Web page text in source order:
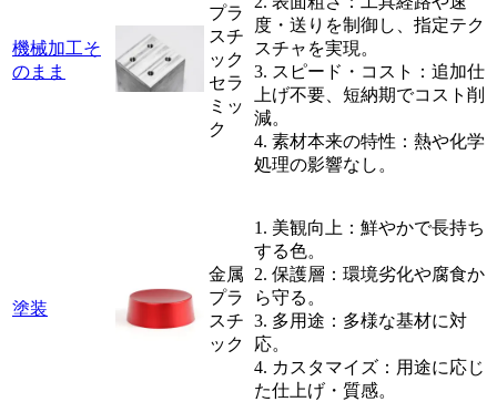
機械加工そ
のまま
プラ
スチ
ック
セラ
ミッ
ク
度・送りを制御し、指定テク
スチャを実現。
3. スピード・コスト：追加仕
上げ不要、短納期でコスト削
減。
4. 素材本来の特性：熱や化学
処理の影響なし。
塗装
金属
プラ
スチ
ック
1. 美観向上：鮮やかで長持ち
する色。
2. 保護層：環境劣化や腐食か
ら守る。
3. 多用途：多様な基材に対
応。
4. カスタマイズ：用途に応じ
た仕上げ・質感。